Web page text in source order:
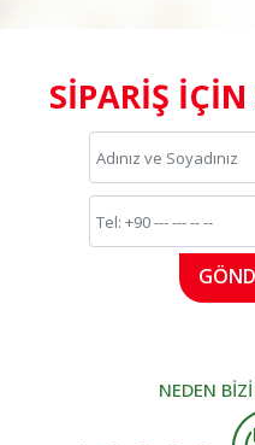
SİPARİŞ
NEDEN